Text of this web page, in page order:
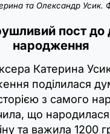
та Олександр Усик.
пост до
народження
Катерина Усик
поділилася
з самого
що народилася
та важила 1200